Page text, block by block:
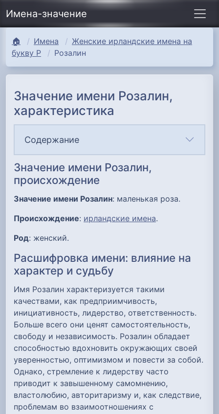
Имена-значение
🏠 Имена
Женские ирландские имена на
букву Р
Розалин
Значение имени Розалин,
характеристика
Содержание
Значение имени Розалин,
происхождение
Значение имени Розалин: маленькая роза.
Происхождение: ирландские имена.
Род: женский.
Расшифровка имени: влияние на
характер и судьбу
Имя Розалин характеризуется такими
качествами, как предприимчивость,
инициативность, лидерство, ответственность.
Больше всего они ценят самостоятельность,
свободу и независимость. Розалин обладает
способностью вдохновить окружающих своей
уверенностью, оптимизмом и повести за собой.
Однако, стремление к лидерству часто
приводит к завышенному самомнению,
властолюбию, авторитаризму и, как следствие,
проблемам во взаимоотношениях с